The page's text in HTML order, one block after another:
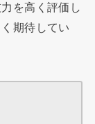
を高く評価し
期待してい